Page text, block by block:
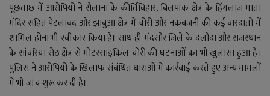
पूछताछ में आरोपियों ने सैलाना के कीर्तिविहार, बिलपांक क्षेत्र के हिंगलाज माता
मंदिर सहित पेटलावद और झाबुआ क्षेत्र में चोरी और नकबजनी की कई वारदातों में
शामिल होना भी स्वीकार किया है। साथ ही मंदसौर जिले के दलौदा और राजस्थान
के सांवरिया सेठ क्षेत्र से मोटरसाइकिल चोरी की घटनाओं का भी खुलासा हुआ है।
पुलिस ने आरोपियों के खिलाफ संबंधित धाराओं में कार्रवाई करते हुए अन्य मामलों
में भी जांच शुरू कर दी है।